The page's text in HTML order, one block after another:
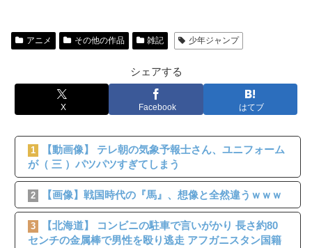
アニメ その他の作品 雑記 少年ジャンプ
シェアする
X Facebook はてブ
1
【動画像】 テレ朝の気象予報士さん、ユニフォーム
が（ 三 ）パツパツすぎてしまう
2 【画像】戦国時代の『馬』、想像と全然違うｗｗｗ
3
【北海道】 コンビニの駐車で言いがかり 長さ約80
センチの金属棒で男性を殴り逃走 アフガニスタン国籍